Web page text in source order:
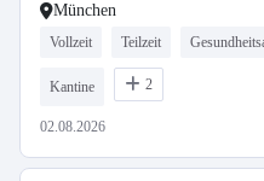
München
Vollzeit Teilzeit
Kantine 2
02.08.2026